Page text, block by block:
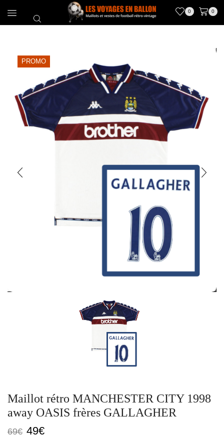
0 0
PROMO
Maillot rétro MANCHESTER CITY 1998
away OASIS frères GALLAGHER
69€ Le
49€Le